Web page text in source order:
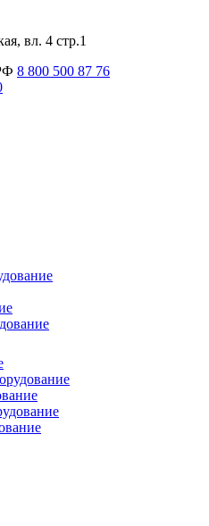
вл. 4 стр.1
8 800 500 87 76